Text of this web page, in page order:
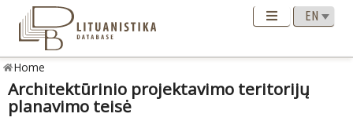
Home
Architektūrinio projektavimo teritorijų
planavimo teisė